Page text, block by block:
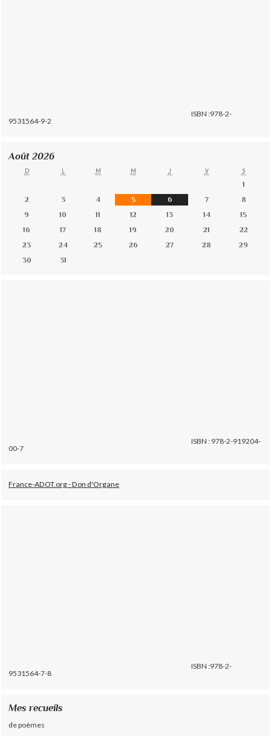
ISBN :978-2-
9531564-9-2
Août 2026
D L M M J V S
1
2
3 4 5 6 7
8
9
10 11 12 13 14
15
16
17 18 19 20 21
22
23
24 25 26 27 28
29
30
31
ISBN : 978-2-919204-
00-7
France-ADOT.org - Don d'Organe
ISBN :978-2-
9531564-7-8
Mes recueils
de poèmes